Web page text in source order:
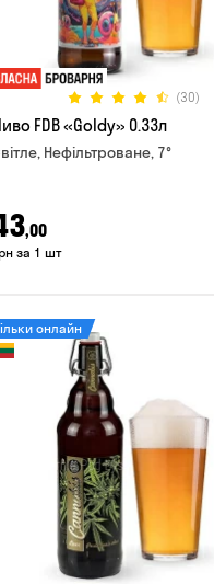
(30)
FDB «Goldy» 0.33л
Нефільтроване, 7°
,00
за 1 шт
онлайн